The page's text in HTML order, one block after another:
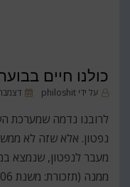
כולנו חיים
על ידי philoshit
פורסם
דצמבר 9,
לרובנו נדמה שמערכת
נפטון. אלא שזה לא